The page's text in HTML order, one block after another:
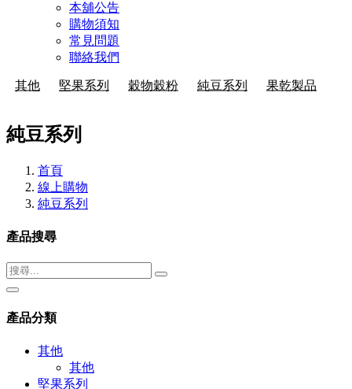
本舖公告
購物須知
常見問題
聯絡我們
其他 堅果系列 穀物穀粉 純豆系列 果乾製品
純豆系列
首頁
線上購物
純豆系列
產品搜尋
產品分類
其他
其他
堅果系列